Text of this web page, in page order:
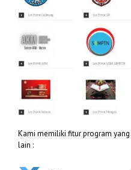
Kami memiliki fitur program
lain :